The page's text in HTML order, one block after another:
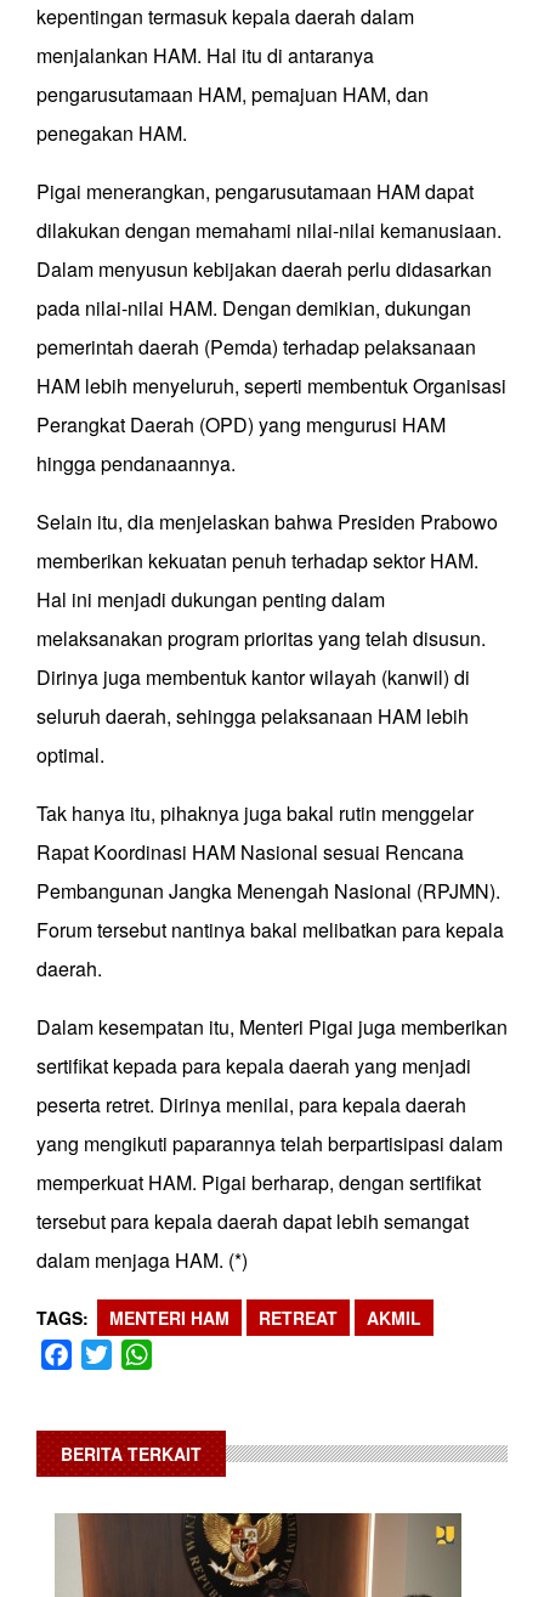
kepentingan termasuk kepala daerah dalam
menjalankan HAM. Hal itu di antaranya
pengarusutamaan HAM, pemajuan HAM, dan
penegakan HAM.
Pigai menerangkan, pengarusutamaan HAM dapat
dilakukan dengan memahami nilai-nilai kemanusiaan.
Dalam menyusun kebijakan daerah perlu didasarkan
pada nilai-nilai HAM. Dengan demikian, dukungan
pemerintah daerah (Pemda) terhadap pelaksanaan
HAM lebih menyeluruh, seperti membentuk Organisasi
Perangkat Daerah (OPD) yang mengurusi HAM
hingga pendanaannya.
Selain itu, dia menjelaskan bahwa Presiden Prabowo
memberikan kekuatan penuh terhadap sektor HAM.
Hal ini menjadi dukungan penting dalam
melaksanakan program prioritas yang telah disusun.
Dirinya juga membentuk kantor wilayah (kanwil) di
seluruh daerah, sehingga pelaksanaan HAM lebih
optimal.
Tak hanya itu, pihaknya juga bakal rutin menggelar
Rapat Koordinasi HAM Nasional sesuai Rencana
Pembangunan Jangka Menengah Nasional (RPJMN).
Forum tersebut nantinya bakal melibatkan para kepala
daerah.
Dalam kesempatan itu, Menteri Pigai juga memberikan
sertifikat kepada para kepala daerah yang menjadi
peserta retret. Dirinya menilai, para kepala daerah
yang mengikuti paparannya telah berpartisipasi dalam
memperkuat HAM. Pigai berharap, dengan sertifikat
tersebut para kepala daerah dapat lebih semangat
dalam menjaga HAM. (*)
TAGS MENTERI HAM RETREAT AKMIL
Facebook
Twitter
BERITA TERKAIT